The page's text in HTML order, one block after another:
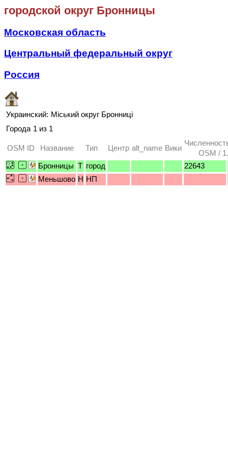
городской округ Бронницы
Московская область
Центральный федеральный округ
Россия
Украинский: Міський округ Бронниці
Города 1 из 1
OSM ID Название Тип Центр alt_name Вики
OSM /
Бронницы T город
22643
Меньшово H НП